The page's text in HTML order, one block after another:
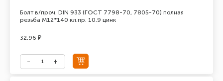
Болт в/проч. DIN 933 (ГОСТ 7798-70, 7805-70) полная
резьба М12*140 кл.пр. 10.9 цинк
32.96 ₽